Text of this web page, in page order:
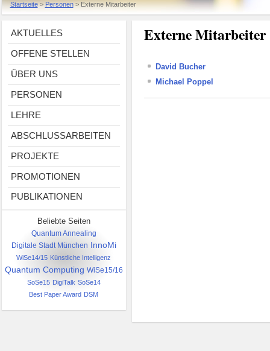
Startseite>Personen>Externe Mitarbeiter
AKTUELLES
OFFENE STELLEN
ÜBER UNS
PERSONEN
LEHRE
ABSCHLUSSARBEITEN
PROJEKTE
PROMOTIONEN
PUBLIKATIONEN
Beliebte Seiten
Quantum Annealing
Digitale Stadt München InnoMi
WiSe14/15 Künstliche Intelligenz
Quantum Computing WiSe15/16
SoSe15 DigiTalk SoSe14
Best Paper Award DSM
Externe Mitarbeiter
David Bucher
Michael Poppel